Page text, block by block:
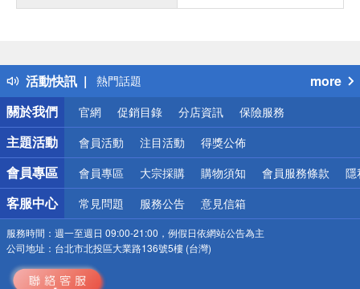
活動快訊
得獎公告
熱門話題
銀行優惠
偏遠地區配送
詐騙網頁！請小心！
more
關於我們
官網 促銷目錄 分店資訊 保險服務
主題活動 會員活動 注目活動 得獎公佈
會員專區 會員專區 大宗採購 購物須知 會員服務條款 隱
客服中心 常見問題 服務公告 意見信箱
服務時間： 週一至週日 09:00-21:00，例假日依網站公告為主
公司地址： 台北市北投區大業路136號5樓 (台灣)